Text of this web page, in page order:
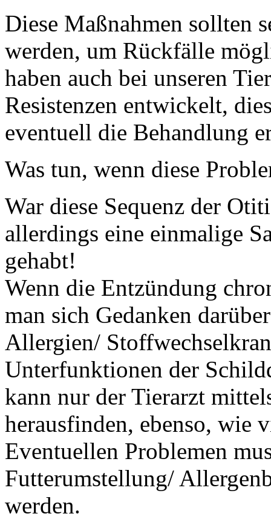
Diese Maßnahmen sollten
werden, um Rückfälle
haben auch bei unseren
Resistenzen entwickelt,
eventuell die Behandlung
Was tun, wenn diese
War diese Sequenz der
allerdings eine einmalige
gehabt!
Wenn die Entzündung
man sich Gedanken
Allergien/
Unterfunktionen der
kann nur der Tierarzt
herausfinden, ebenso, wie
Eventuellen Problemen
Futterumstellung/
werden.